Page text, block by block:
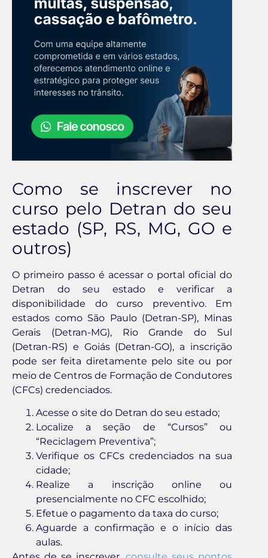
Como se inscrever no
curso pelo Detran do seu
estado (SP, RS, MG, GO e
outros)
O primeiro passo é acessar o portal oficial do
Detran do seu estado e verificar a
disponibilidade do curso preventivo. Em
estados como São Paulo (Detran-SP), Minas
Gerais (Detran-MG), Rio Grande do Sul
(Detran-RS) e Goiás (Detran-GO), a inscrição
pode ser feita diretamente pelo site ou por
meio de Centros de Formação de Condutores
(CFCs) credenciados.
Acesse o site do Detran do seu estado;
Localize a seção de “Cursos” ou
“Reciclagem Preventiva”;
Verifique os CFCs credenciados na sua
cidade;
Realize a inscrição online ou
presencialmente no CFC escolhido;
Efetue o pagamento da taxa do curso;
Aguarde a confirmação e o início das
aulas.